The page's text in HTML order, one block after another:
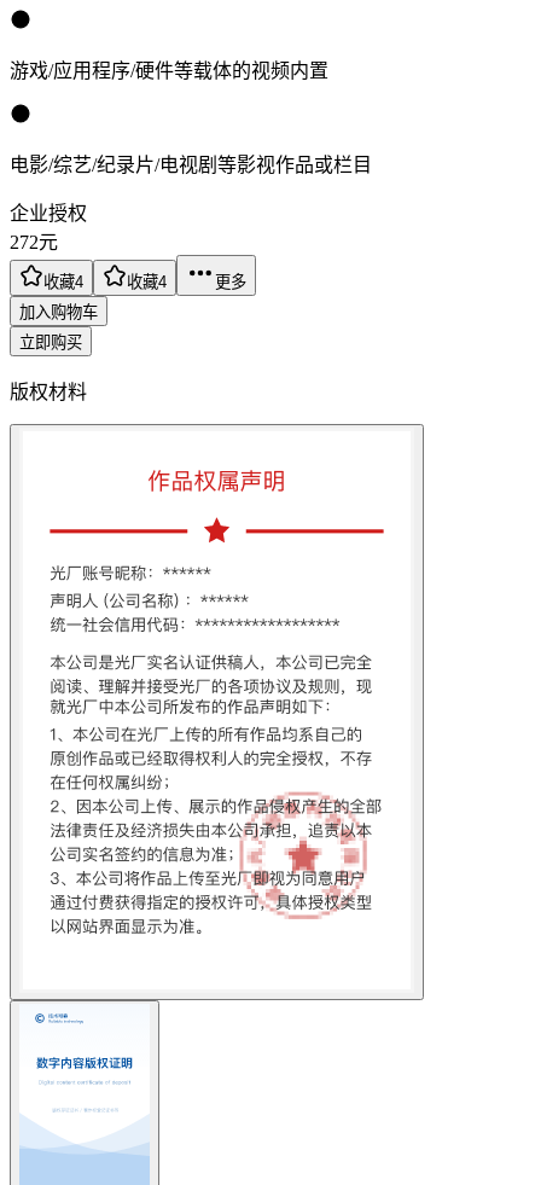
游戏/应用程序/硬件等载体的视频内置
电影/综艺/纪录片/电视剧等影视作品或栏目
企业授权
272元
收藏4 收藏4
更多
加入购物车
立即购买
版权材料